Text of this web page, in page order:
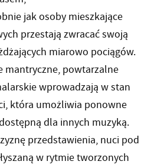
jak osoby mieszkające
przestają zwracać swoją
miarowo pociągów.
mantryczne, powtarzalne
wprowadzają w stan
która umożliwia ponowne
dla innych muzyką.
przedstawienia, nuci pod
w rytmie tworzonych